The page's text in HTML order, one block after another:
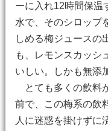
ーに入れ12時間保温
水で、そのシロップ
しめる梅ジュースの
も、レモンスカッシ
いしい。しかも無添
とても多くの飲料
前で、この梅系の飲
人に迷惑を掛けずに